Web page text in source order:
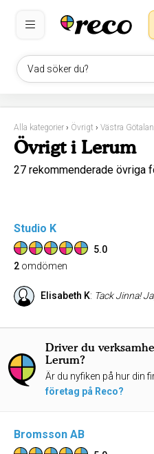
Vad söker du?
Alla kategorier › Övrigt › Västra
Övrigt i Lerum
27 rekommenderade övriga
Studio K
5.0
2 omdömen
Elisabeth K: Tack Jinna! Jag är
Driver du
Lerum?
Är du nyfiken på hur din
företag på Reco?
Bromsson AB